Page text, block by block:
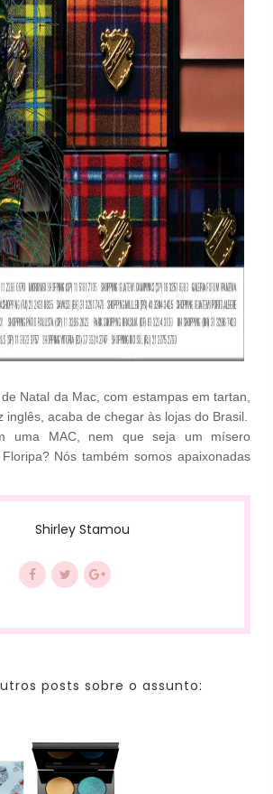
Natal da Mac, com estampas em tartan,
inglês, acaba de chegar às lojas do Brasil.
uma MAC, nem que seja um mísero
Nós também somos apaixonadas
Shirley Stamou
posts sobre o assunto: